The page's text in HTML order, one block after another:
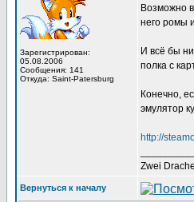
Зарегистрирован:
05.08.2006
Сообщения: 141
Откуда: Saint-Patersburg
Возможно
него ромы
И всё бы
полка с
Конечно,
эмулятор
http://
Zwei
Вернуться к началу